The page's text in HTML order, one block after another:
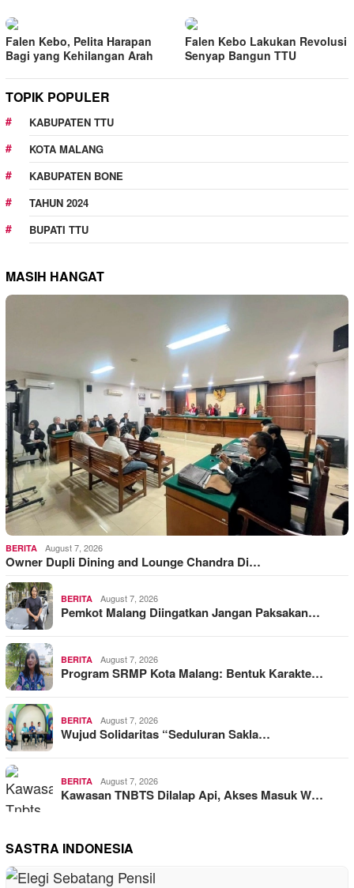
Falen Kebo, Pelita Harapan
Bagi yang Kehilangan Arah
Falen Kebo Lakukan Revolusi
Senyap Bangun TTU
TOPIK POPULER
KABUPATEN TTU
KOTA MALANG
KABUPATEN BONE
TAHUN 2024
BUPATI TTU
MASIH HANGAT
BERITA August 7, 2026
Owner Dupli Dining and Lounge Chandra Di…
BERITA August 7, 2026
Pemkot Malang Diingatkan Jangan Paksakan…
BERITA August 7, 2026
Program SRMP Kota Malang: Bentuk Karakte…
BERITA August 7, 2026
Wujud Solidaritas “Seduluran Sakla…
BERITA August 7, 2026
Kawasan TNBTS Dilalap Api, Akses Masuk W…
SASTRA INDONESIA